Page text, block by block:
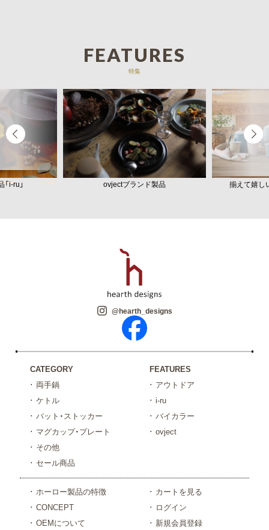
FEATURES
特集
i-ru」 ovjectブランド製品 揃えて嬉し
@hearth_designs
CATEGORY
両手鍋
ケトル
バット・ストッカー
マグカップ・プレート
その他
セール商品
FEATURES
アウトドア
i-ru
バイカラー
ovject
ホーロー製品の特徴
CONCEPT
OEMについて
カートを見る
ログイン
新規会員登録